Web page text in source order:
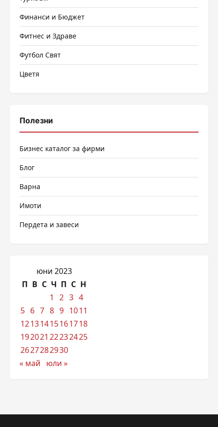
Финанси и Бюджет
Фитнес и Здраве
Футбол Свят
Цветя
Полезни
Бизнес каталог за фирми
Блог
Варна
Имоти
Пердета и завеси
юни 2023
П В С Ч П С Н
1
2 3 4
5 6 7 8 9 1011
12131415161718
192021 22232425
2627282930
« май
юли »